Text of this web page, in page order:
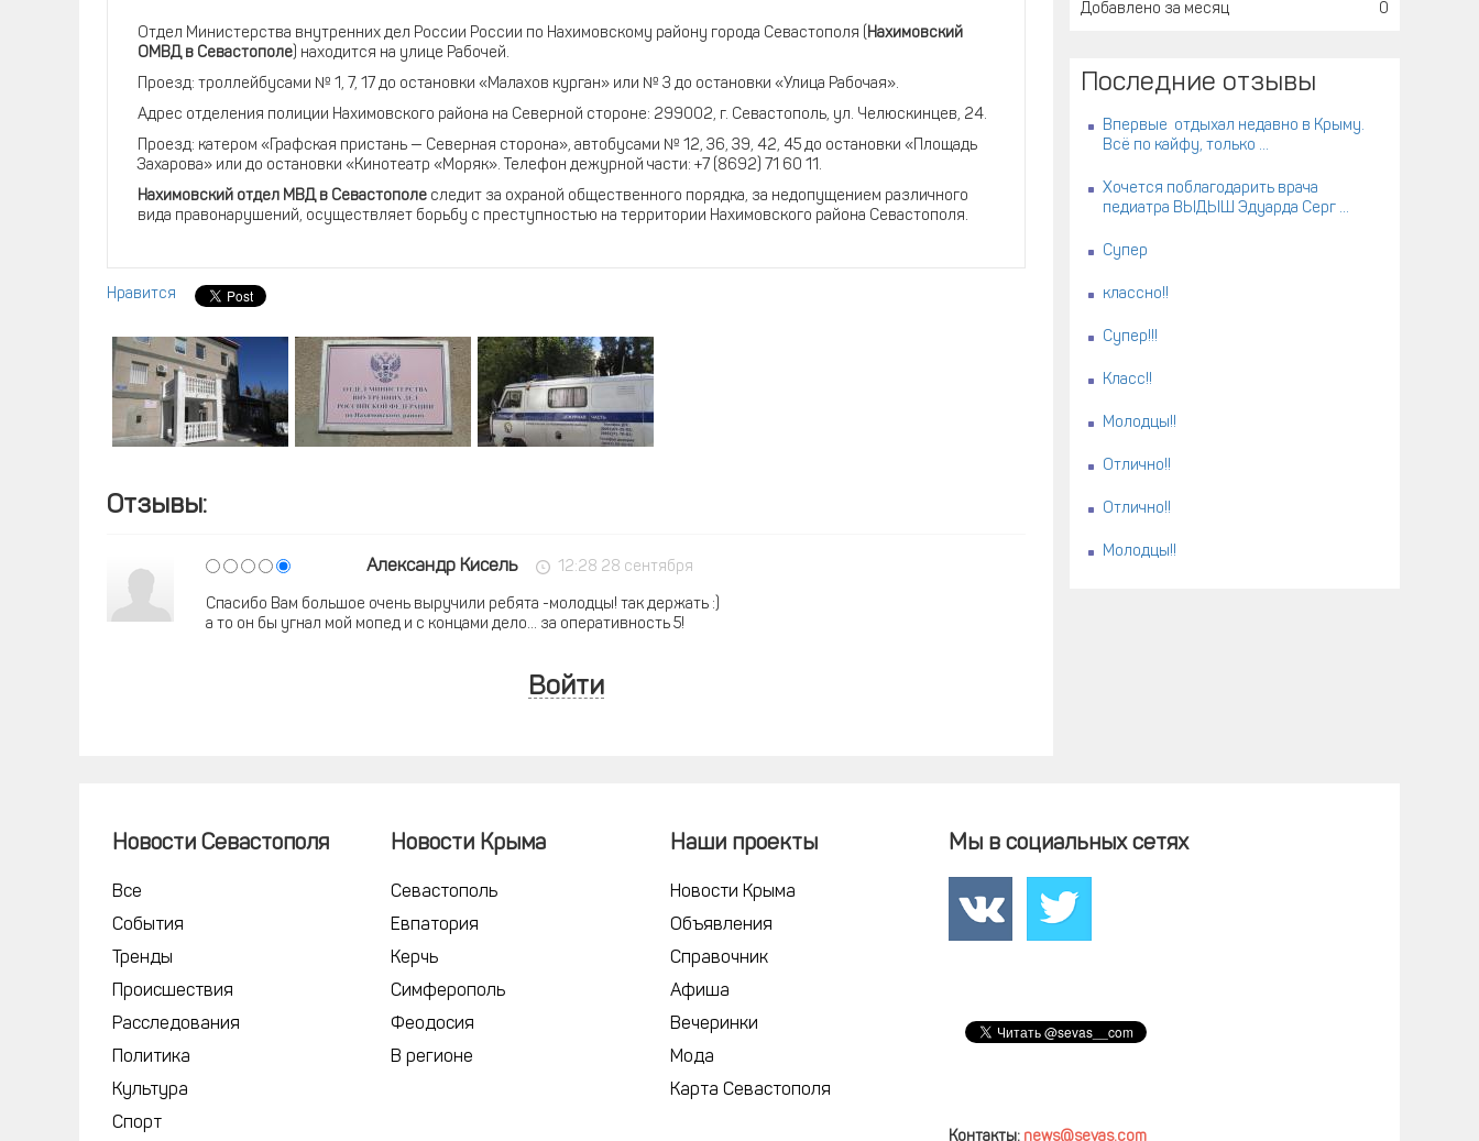
Отдел Министерства внутренних дел России России по Нахимовскому району города Севастополя (Нахимовский
ОМВД в Севастополе) находится на улице Рабочей.
Проезд: троллейбусами № 1, 7, 17 до остановки «Малахов курган» или № 3 до остановки «Улица Рабочая».
Адрес отделения полиции Нахимовского района на Северной стороне: 299002, г. Севастополь, ул. Челюскинцев, 24.
Проезд: катером «Графская пристань — Северная сторона», автобусами № 12, 36, 39, 42, 45 до остановки «Площадь
Захарова» или до остановки «Кинотеатр «Моряк». Телефон дежурной части: +7 (8692) 71 60 11.
Нахимовский отдел МВД в Севастополе следит за охраной общественного порядка, за недопущением различного
вида правонарушений, осуществляет борьбу с преступностью на территории Нахимовского района Севастополя.
Нравится
Отзывы:
Александр Кисель 12:28 28 сентября
Спасибо Вам большое очень выручили ребята -молодцы! так держать :)
а то он бы угнал мой мопед и с концами дело... за оперативность 5!
Войти
0
Добавлено за месяц
Последние отзывы
Впервые отдыхал недавно в Крыму.
Всё по кайфу, только ...
Хочется поблагодарить врача
педиатра ВЫДЫШ Эдуарда Серг ...
Супер
классно!!
Супер!!!
Класс!!
Молодцы!!
Отлично!!
Отлично!!
Молодцы!!
Новости Севастополя
Все
События
Тренды
Происшествия
Расследования
Политика
Культура
Спорт
Новости Крыма
Севастополь
Евпатория
Керчь
Симферополь
Феодосия
В регионе
Наши проекты
Новости Крыма
Объявления
Справочник
Афиша
Вечеринки
Мода
Карта Севастополя
Мы в социальных сетях
Контакты: news@sevas.com